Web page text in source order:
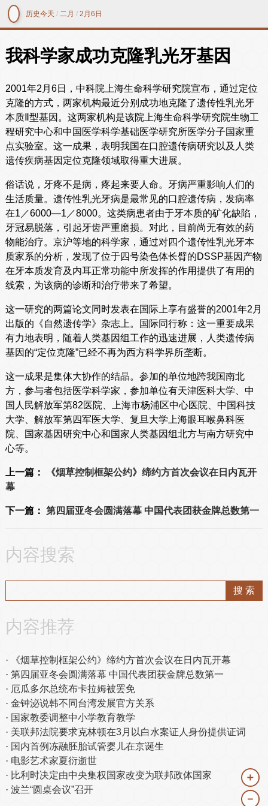
历史今天 /二月 /2月6日
我科学家成功克隆乳光牙基因
2001年2月6日，中科院上海生命科学研究院宣布，通过定位
克隆的方式，两家机构最近分别成功地克隆了遗传性乳光牙
本质Ⅱ型基因。这两家机构是该院上海生命科学研究院生物工
程研究中心和中国医学科学基础医学研究所医学分子国家重
点实验室。这一成果，表明我国在口腔遗传病研究以及人类
遗传疾病基因定位克隆领域取得重大进展。
俗话说，牙疼不是病，疼起来要人命。牙病严重影响人们的
生活质量。遗传性乳光牙病是最常见的口腔遗传病，发病率
在1／6000—1／8000。这类病患者由于牙本质的矿化缺陷，
牙冠易脱落，引起牙齿严重磨损。对此，目前尚无有效的药
物能治疗。京沪等地的科学家，通过对四个遗传性乳光牙本
质家系的分析，发现了位于四号染色体长臂的DSSP基因产物
在牙本质发育及内耳正常功能中所发挥的作用提供了有用的
线索，为该病的诊断和治疗带来了希望。
这一研究的两篇论文同时发表在国际上享有盛誉的2001年2月
出版的《自然遗传学》杂志上。国际同行称：这一重要成果
有力地表明，随着人类基因组工作的迅速进展，人类遗传病
基因的“定位克隆”已经不再为西方科学界所垄断。
这一成果是集体大协作的结晶。参加的单位地跨我国南北
方，参与者包括医学科学家，参加单位有天津医科大学、中
国人民解放军第82医院、上海市杨浦区中心医院、中国科技
大学、解放军第四军医大学、复旦大学上海眼耳喉鼻科医
院、国家基因研究中心和国家人类基因组北方与南方研究中
心等。
上一篇：
《烟草控制框架公约》缔约方首次会议在日内瓦开
幕
下一篇： 第四届亚冬会圆满落幕 中国代表团获金牌总数第一
内容搜索
内容推荐
《烟草控制框架公约》缔约方首次会议在日内瓦开幕
第四届亚冬会圆满落幕 中国代表团获金牌总数第一
厄瓜多尔总统布卡拉姆被罢免
金钟泌说韩不同台湾发展官方关系
国家教委调整中小学教育教学
美联邦法院要求克林顿在3月以白水案证人身份提供证词
国内首例冻融胚胎试管婴儿在京诞生
电影艺术家夏衍逝世
比利时决定由中央集权国家改变为联邦政体国家
波兰“圆桌会议”召开
＋
－